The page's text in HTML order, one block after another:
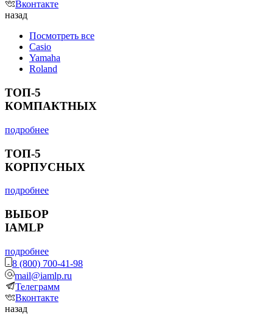
Вконтакте
назад
Посмотреть все
Casio
Yamaha
Roland
ТОП-5
КОМПАКТНЫХ
подробнее
ТОП-5
КОРПУСНЫХ
подробнее
ВЫБОР
IAMLP
подробнее
8 (800) 700-41-98
mail@iamlp.ru
Телеграмм
Вконтакте
назад